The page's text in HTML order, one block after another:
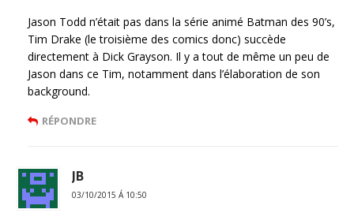
Jason Todd n’était pas dans la série animé Batman des 90’s,
Tim Drake (le troisième des comics donc) succède
directement à Dick Grayson. Il y a tout de même un peu de
Jason dans ce Tim, notamment dans l’élaboration de son
background.
RÉPONDRE
JB
03/10/2015 Á 10:50